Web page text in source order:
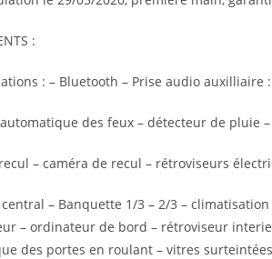
:
: – Bluetooth – Prise audio
des feux – détecteur de pluie
– caméra de recul – rétroviseurs
– Banquette 1/3 – 2/3 –
– ordinateur de bord – rétroviseur
des portes en roulant – vitres